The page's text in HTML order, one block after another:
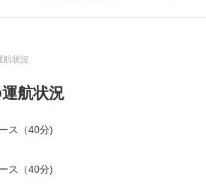
航状況
航状況
ス（40分)
ス（40分)